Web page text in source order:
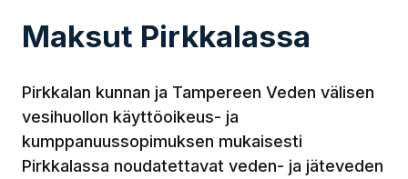
Maksut Pirkkalassa
Pirkkalan kunnan ja Tampereen Veden välisen
vesihuollon käyttöoikeus- ja
kumppanuussopimuksen mukaisesti
Pirkkalassa noudatettavat veden- ja jäteveden